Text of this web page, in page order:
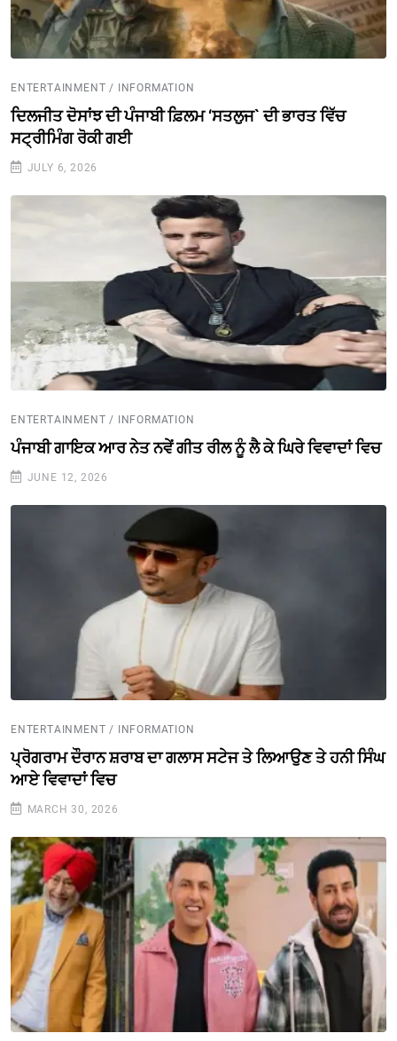
ENTERTAINMENT / INFORMATION
ਦਿਲਜੀਤ ਦੋਸਾਂਝ ਦੀ ਪੰਜਾਬੀ ਫ਼ਿਲਮ ‘ਸਤਲੁਜ` ਦੀ ਭਾਰਤ ਵਿੱਚ
ਸਟ੍ਰੀਮਿੰਗ ਰੋਕੀ ਗਈ
JULY 6, 2026
ENTERTAINMENT / INFORMATION
ਪੰਜਾਬੀ ਗਾਇਕ ਆਰ ਨੇਤ ਨਵੇਂ ਗੀਤ ਰੀਲ ਨੂੰ ਲੈ ਕੇ ਘਿਰੇ ਵਿਵਾਦਾਂ ਵਿਚ
JUNE 12, 2026
ENTERTAINMENT / INFORMATION
ਪ੍ਰੋਗਰਾਮ ਦੌਰਾਨ ਸ਼ਰਾਬ ਦਾ ਗਲਾਸ ਸਟੇਜ ਤੇ ਲਿਆਉਣ ਤੇ ਹਨੀ ਸਿੰਘ
ਆਏ ਵਿਵਾਦਾਂ ਵਿਚ
MARCH 30, 2026